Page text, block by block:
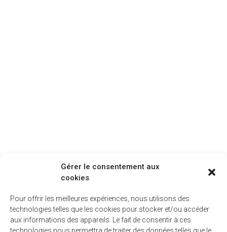
Gérer le consentement aux
cookies
Pour offrir les meilleures expériences, nous utilisons des
technologies telles que les cookies pour stocker et/ou accéder
aux informations des appareils. Le fait de consentir à ces